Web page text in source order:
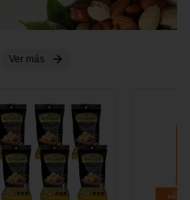
Ver más